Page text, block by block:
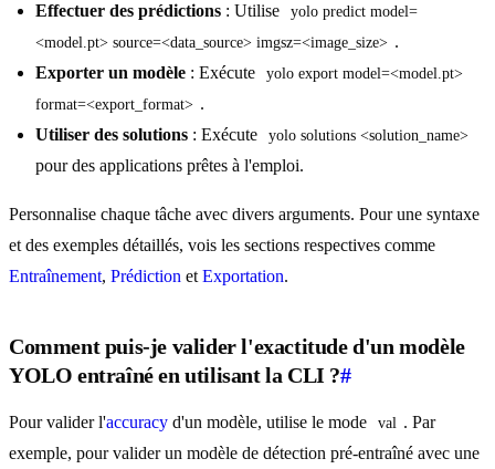
Effectuer des prédictions : Utilise
yolo predict model=
<model.pt> source=<data_source> imgsz=<image_size> .
Exporter un modèle : Exécute
yolo export model=<model.pt>
format=<export_format> .
Utiliser des solutions : Exécute yolo solutions <solution_name>
pour des applications prêtes à l'emploi.
Personnalise chaque tâche avec divers arguments. Pour une syntaxe
et des exemples détaillés, vois les sections respectives comme
Entraînement, Prédiction et Exportation.
Comment puis-je valider l'exactitude d'un modèle
YOLO entraîné en utilisant la CLI ?#
Pour valider l'accuracy d'un modèle, utilise le mode val . Par
exemple, pour valider un modèle de détection pré-entraîné avec une